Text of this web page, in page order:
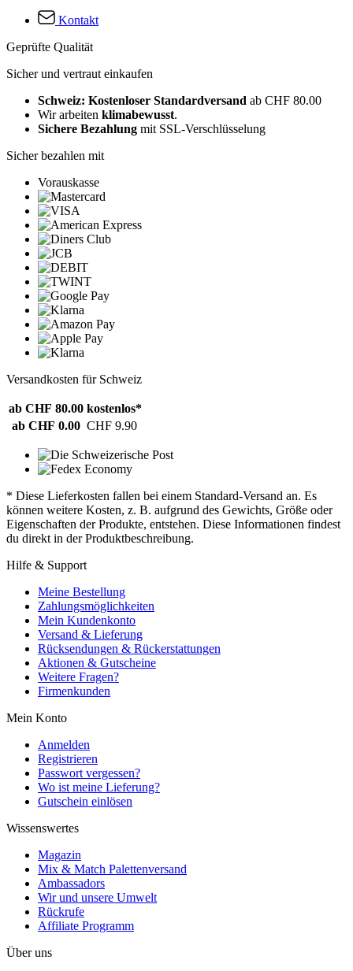
Kontakt
Geprüfte Qualität
Sicher und vertraut einkaufen
Schweiz: Kostenloser Standardversand ab CHF 80.00
Wir arbeiten klimabewusst.
Sichere Bezahlung mit SSL-Verschlüsselung
Sicher bezahlen mit
Vorauskasse
Versandkosten für Schweiz
ab CHF 80.00 kostenlos*
ab CHF 0.00 CHF 9.90
* Diese Lieferkosten fallen bei einem Standard-Versand an. Es
können weitere Kosten, z. B. aufgrund des Gewichts, Größe oder
Eigenschaften der Produkte, entstehen. Diese Informationen findest
du direkt in der Produktbeschreibung.
Hilfe & Support
Meine Bestellung
Zahlungsmöglichkeiten
Mein Kundenkonto
Versand & Lieferung
Rücksendungen & Rückerstattungen
Aktionen & Gutscheine
Weitere Fragen?
Firmenkunden
Mein Konto
Anmelden
Registrieren
Passwort vergessen?
Wo ist meine Lieferung?
Gutschein einlösen
Wissenswertes
Magazin
Mix & Match Palettenversand
Ambassadors
Wir und unsere Umwelt
Rückrufe
Affiliate Programm
Über uns